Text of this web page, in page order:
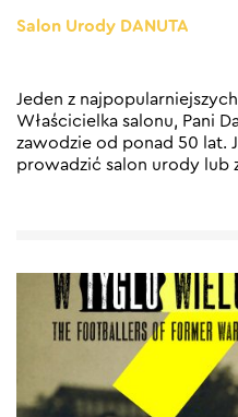
Salon Urody DANUTA
Jeden z
Właścicielka salonu, Pani
zawodzie od ponad 50 lat.
prowadzić salon urody lub